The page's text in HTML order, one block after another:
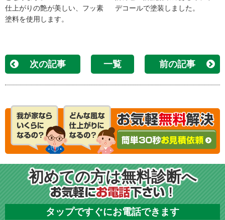
仕上がりの艶が美しい、フッ素
塗料を使用します。
デコールで塗装しました。
次の記事 一覧 前の記事
初めての方は無料診断へ
タップですぐにお電話できます